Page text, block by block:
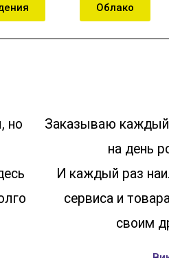
Облако
но
Заказываю каждый
на день
И каждый раз
сервиса и
своим